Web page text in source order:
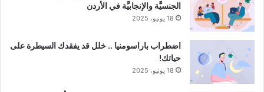
الجنسيَّة والإنجابيَّة في الأردن
18 يونيو، 2025
اضطراب باراسومنيا .. خلل قد يفقدك السيطرة على
حياتك!
18 يونيو، 2025